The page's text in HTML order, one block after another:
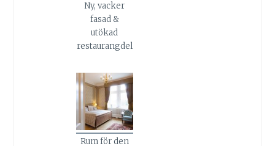
Ny, vacker
fasad &
utökad
restaurangdel
Rum för den